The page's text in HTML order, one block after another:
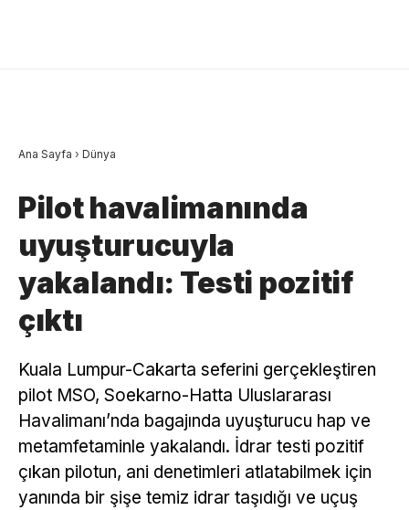
Ana Sayfa › Dünya
Pilot havalimanında
uyuşturucuyla
yakalandı: Testi pozitif
çıktı
Kuala Lumpur-Cakarta seferini gerçekleştiren
pilot MSO, Soekarno-Hatta Uluslararası
Havalimanı’nda bagajında uyuşturucu hap ve
metamfetaminle yakalandı. İdrar testi pozitif
çıkan pilotun, ani denetimleri atlatabilmek için
yanında bir şişe temiz idrar taşıdığı ve uçuş